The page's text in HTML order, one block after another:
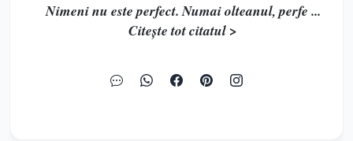
Nimeni nu este perfect. Numai olteanul, perfe ...
Citește tot citatul >